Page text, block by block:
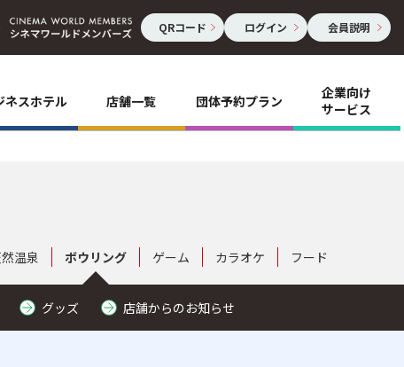
QRコード ログイン 会員説明
ネスホテル 店舗一覧 団体予約プラン
企業向け
サービス
温泉 ボウリング ゲーム カラオケ フード
グッズ 店舗からのお知らせ